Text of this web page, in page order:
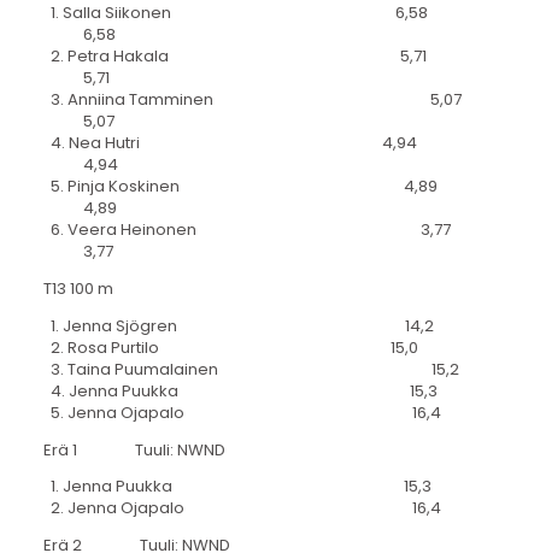
1. Salla Siikonen 6,58
6,58
2. Petra Hakala 5,71
5,71
3. Anniina Tamminen 5,07
5,07
4. Nea Hutri 4,94
4,94
5. Pinja Koskinen 4,89
4,89
6. Veera Heinonen 3,77
3,77
T13 100 m
1. Jenna Sjögren 14,2
2. Rosa Purtilo 15,0
3. Taina Puumalainen 15,2
4. Jenna Puukka 15,3
5. Jenna Ojapalo 16,4
Erä 1 Tuuli: NWND
1. Jenna Puukka 15,3
2. Jenna Ojapalo 16,4
Erä 2 Tuuli: NWND